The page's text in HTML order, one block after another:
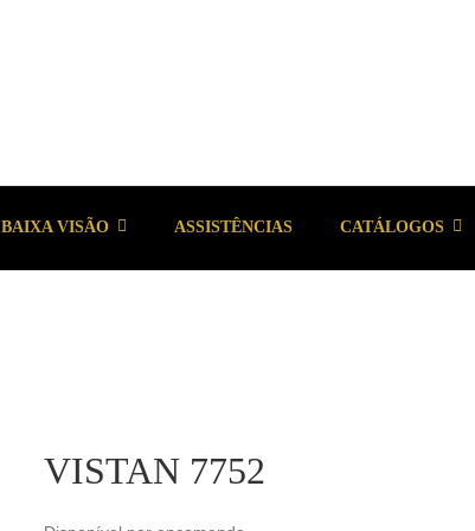
BAIXA VISÃO ASSISTÊNCIAS CATÁLOGOS
VISTAN 7752